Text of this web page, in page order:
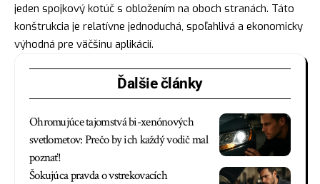
jeden spojkový kotúč s obložením na oboch stranách. Táto
konštrukcia je relatívne jednoduchá, spoľahlivá a ekonomicky
výhodná pre väčšinu aplikácií.
Ďalšie články
Ohromujúce tajomstvá bi-xenónových
svetlometov: Prečo by ich každý vodič mal
poznať!
Šokujúca pravda o vstrekovacích